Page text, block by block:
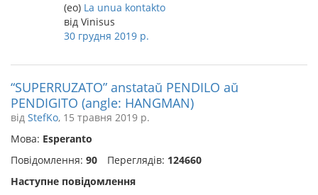
(eo) La unua kontakto
від Vinisus
30 грудня 2019 р.
“SUPERRUZATO” anstataŭ PENDILO aŭ
PENDIGITO (angle: HANGMAN)
від StefKo, 15 травня 2019 р.
Мова: Esperanto
Повідомлення: 90 Переглядів: 124660
Наступне повідомлення